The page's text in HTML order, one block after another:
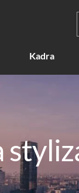
Kadra